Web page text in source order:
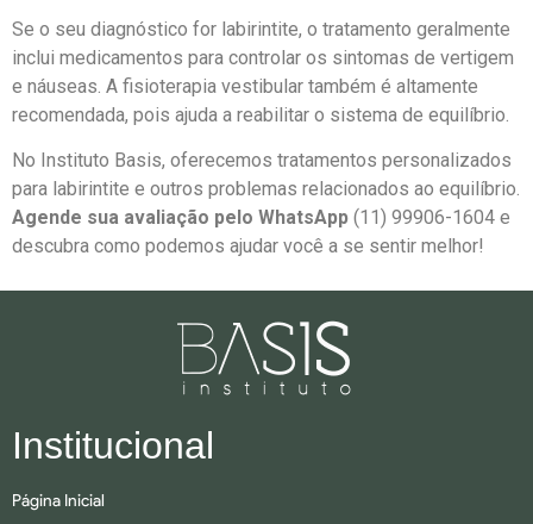
Se o seu diagnóstico for labirintite, o tratamento geralmente
inclui medicamentos para controlar os sintomas de vertigem
e náuseas. A fisioterapia vestibular também é altamente
recomendada, pois ajuda a reabilitar o sistema de equilíbrio.
No Instituto Basis, oferecemos tratamentos personalizados
para labirintite e outros problemas relacionados ao equilíbrio.
Agende sua avaliação pelo WhatsApp (11) 99906-1604 e
descubra como podemos ajudar você a se sentir melhor!
Institucional
Página Inicial